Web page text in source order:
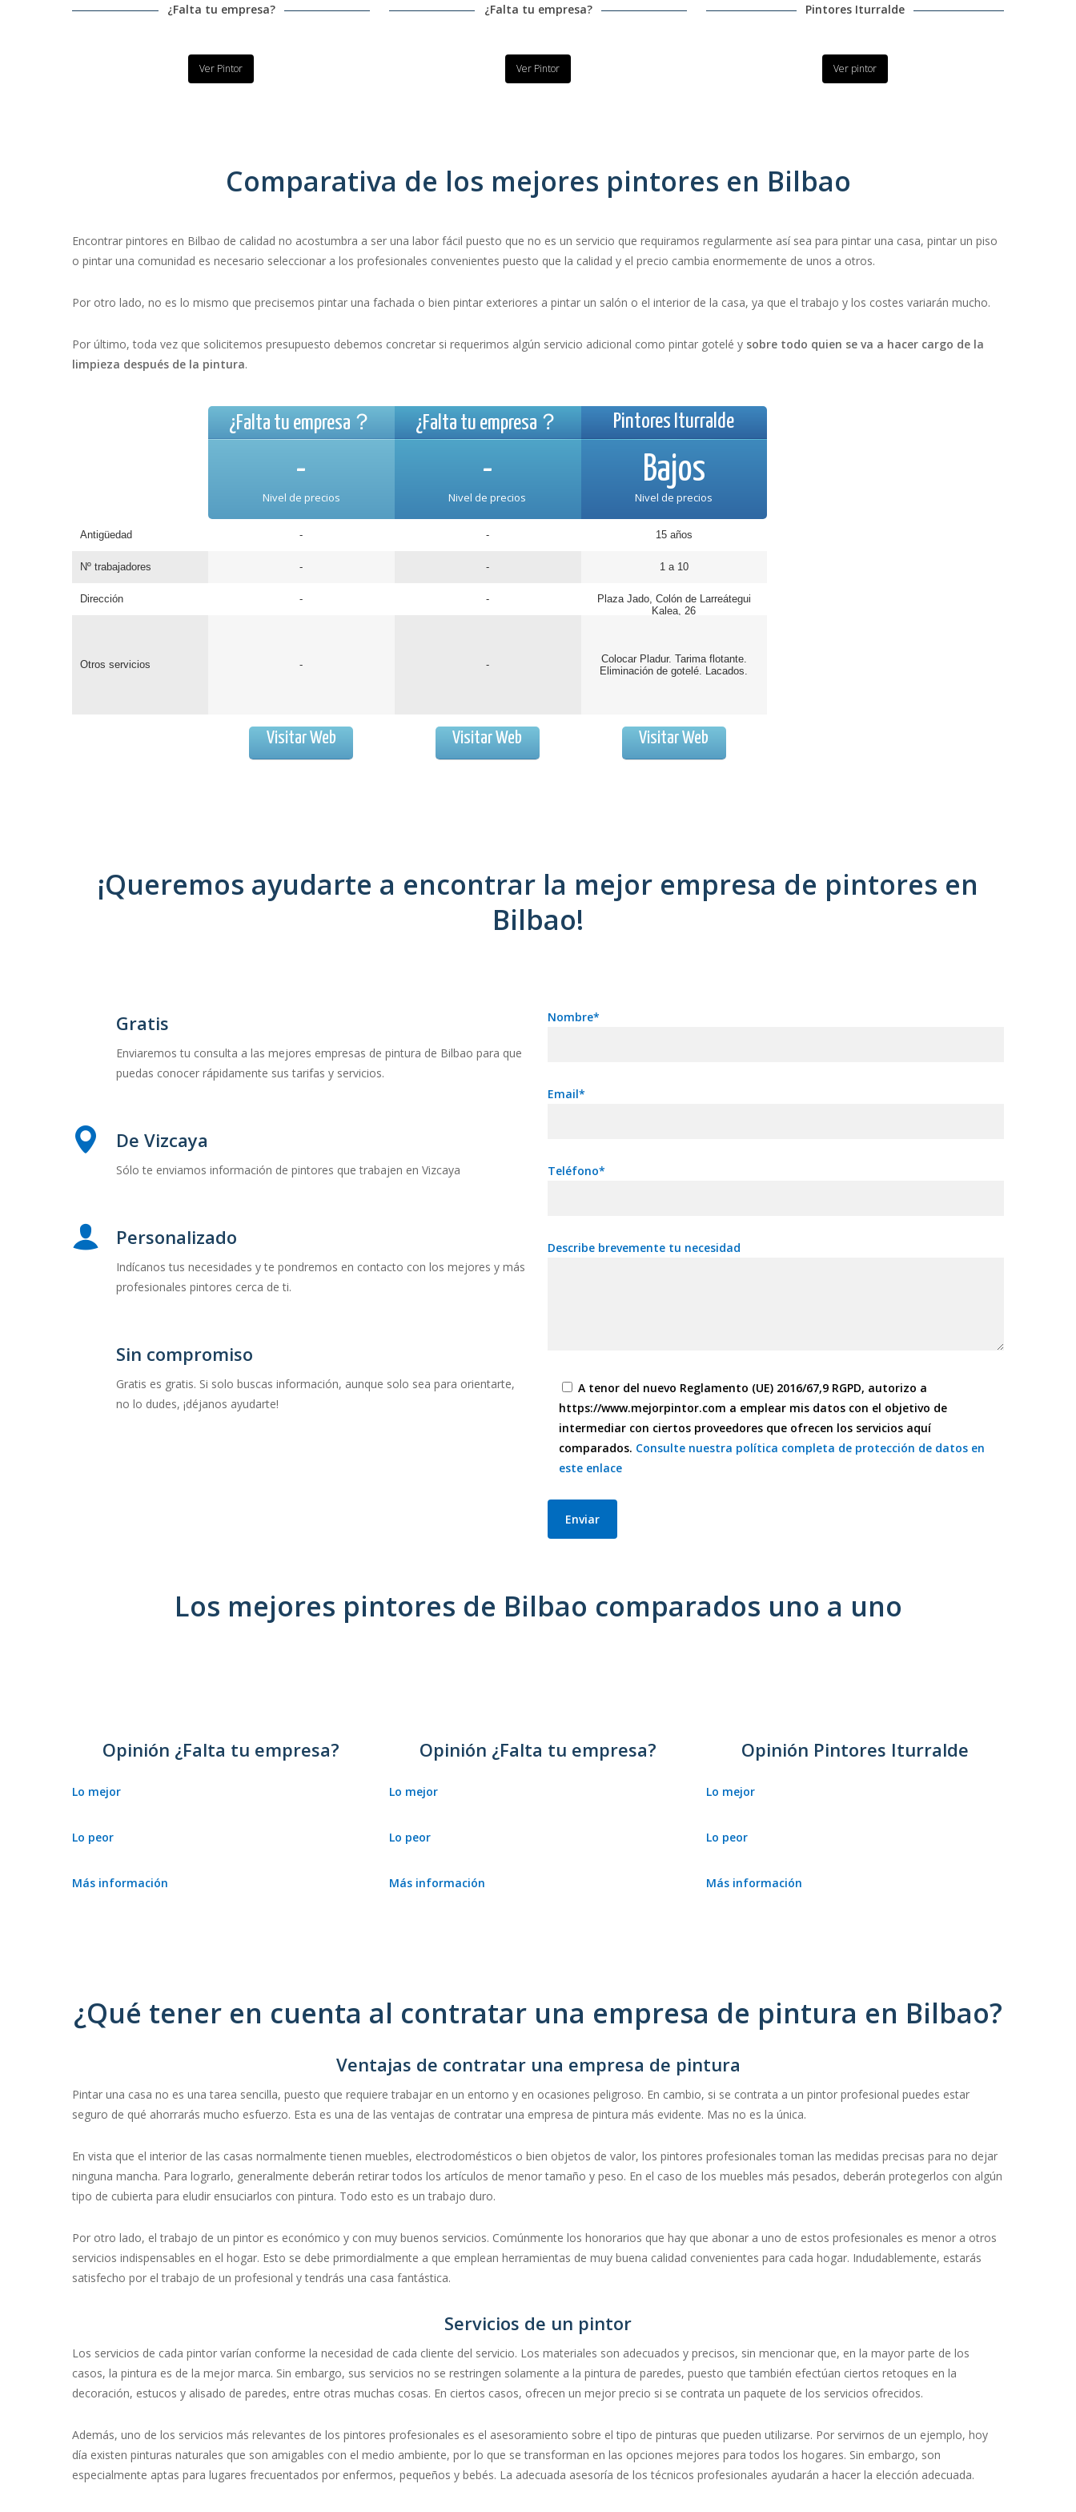
¿Falta tu empresa?
Ver Pintor
¿Falta tu empresa?
Ver Pintor
Pintores Iturralde
Ver pintor
Comparativa de los mejores pintores en Bilbao
Encontrar pintores en Bilbao de calidad no acostumbra a ser una labor fácil puesto que no es un servicio que requiramos regularmente así sea para pintar una casa, pintar un piso
o pintar una comunidad es necesario seleccionar a los profesionales convenientes puesto que la calidad y el precio cambia enormemente de unos a otros.
Por otro lado, no es lo mismo que precisemos pintar una fachada o bien pintar exteriores a pintar un salón o el interior de la casa, ya que el trabajo y los costes variarán mucho.
Por último, toda vez que solicitemos presupuesto debemos concretar si requerimos algún servicio adicional como pintar gotelé y sobre todo quien se va a hacer cargo de la
limpieza después de la pintura.
Antigüedad
Nº trabajadores
Dirección
Otros servicios
¿Falta tu empresa？
-
Nivel de precios
-
-
-
-
Visitar Web
¿Falta tu empresa？
-
Nivel de precios
-
-
-
-
Visitar Web
Pintores Iturralde
Bajos
Nivel de precios
15 años
1 a 10
Plaza Jado, Colón de Larreátegui
Kalea, 26
Colocar Pladur. Tarima flotante.
Eliminación de gotelé. Lacados.
Visitar Web
¡Queremos ayudarte a encontrar la mejor empresa de pintores en
Bilbao!
Gratis
Enviaremos tu consulta a las mejores empresas de pintura de Bilbao para que
puedas conocer rápidamente sus tarifas y servicios.
De Vizcaya
Sólo te enviamos información de pintores que trabajen en Vizcaya
Personalizado
Indícanos tus necesidades y te pondremos en contacto con los mejores y más
profesionales pintores cerca de ti.
Sin compromiso
Gratis es gratis. Si solo buscas información, aunque solo sea para orientarte,
no lo dudes, ¡déjanos ayudarte!
Nombre*
Email*
Teléfono*
Describe brevemente tu necesidad
A tenor del nuevo Reglamento (UE) 2016/67,9 RGPD, autorizo a
https://www.mejorpintor.com a emplear mis datos con el objetivo de
intermediar con ciertos proveedores que ofrecen los servicios aquí
comparados. Consulte nuestra política completa de protección de datos en
este enlace
Los mejores pintores de Bilbao comparados uno a uno
Opinión ¿Falta tu empresa?
Lo mejor
Lo peor
Más información
Opinión ¿Falta tu empresa?
Lo mejor
Lo peor
Más información
Opinión Pintores Iturralde
Lo mejor
Lo peor
laboral de sus especialistas.
Más información
¿Qué tener en cuenta al contratar una empresa de pintura en Bilbao?
Ventajas de contratar una empresa de pintura
Pintar una casa no es una tarea sencilla, puesto que requiere trabajar en un entorno y en ocasiones peligroso. En cambio, si se contrata a un pintor profesional puedes estar
seguro de qué ahorrarás mucho esfuerzo. Esta es una de las ventajas de contratar una empresa de pintura más evidente. Mas no es la única.
En vista que el interior de las casas normalmente tienen muebles, electrodomésticos o bien objetos de valor, los pintores profesionales toman las medidas precisas para no dejar
ninguna mancha. Para lograrlo, generalmente deberán retirar todos los artículos de menor tamaño y peso. En el caso de los muebles más pesados, deberán protegerlos con algún
tipo de cubierta para eludir ensuciarlos con pintura. Todo esto es un trabajo duro.
Por otro lado, el trabajo de un pintor es económico y con muy buenos servicios. Comúnmente los honorarios que hay que abonar a uno de estos profesionales es menor a otros
servicios indispensables en el hogar. Esto se debe primordialmente a que emplean herramientas de muy buena calidad convenientes para cada hogar. Indudablemente, estarás
satisfecho por el trabajo de un profesional y tendrás una casa fantástica.
Servicios de un pintor
Los servicios de cada pintor varían conforme la necesidad de cada cliente del servicio. Los materiales son adecuados y precisos, sin mencionar que, en la mayor parte de los
casos, la pintura es de la mejor marca. Sin embargo, sus servicios no se restringen solamente a la pintura de paredes, puesto que también efectúan ciertos retoques en la
decoración, estucos y alisado de paredes, entre otras muchas cosas. En ciertos casos, ofrecen un mejor precio si se contrata un paquete de los servicios ofrecidos.
Además, uno de los servicios más relevantes de los pintores profesionales es el asesoramiento sobre el tipo de pinturas que pueden utilizarse. Por servirnos de un ejemplo, hoy
día existen pinturas naturales que son amigables con el medio ambiente, por lo que se transforman en las opciones mejores para todos los hogares. Sin embargo, son
especialmente aptas para lugares frecuentados por enfermos, pequeños y bebés. La adecuada asesoría de los técnicos profesionales ayudarán a hacer la elección adecuada.